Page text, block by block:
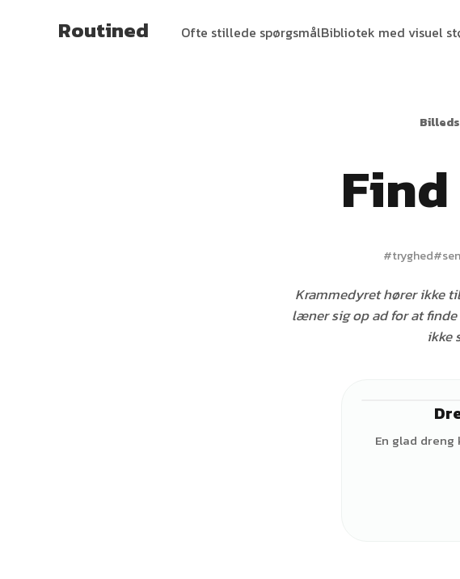
Routined Ofte stillede spørgsmålBibliotek med visuel
#tryghed#
Krammedyret hører ikke
læner sig op ad for at
ikke
En glad